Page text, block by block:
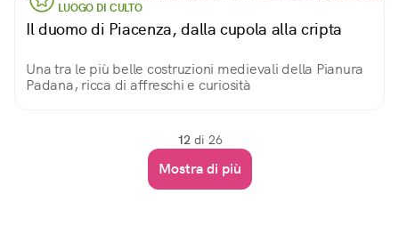
LUOGO DI CULTO
Il duomo di Piacenza, dalla cupola alla cripta
Una tra le più belle costruzioni medievali della Pianura
Padana, ricca di affreschi e curiosità
12 di 26
Mostra di più